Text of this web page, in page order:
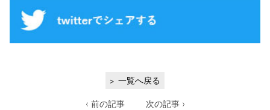
一覧へ戻る
‹ 前の記事 次の記事 ›